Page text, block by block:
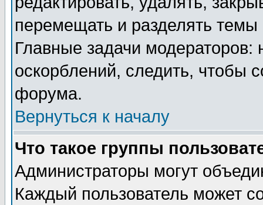
перемещать и разделять
Главные задачи
оскорблений, следить, чтобы
форума.
Вернуться к началу
Что такое группы
Администраторы могут
Каждый пользователь может